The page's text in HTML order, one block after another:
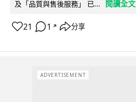
及「品質與售後服務」 已...
閱讀全文
21 1 ↗ 分享
ADVERTISEMENT